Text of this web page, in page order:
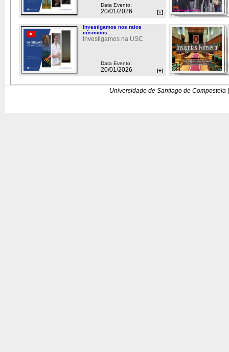
Data Evento:
20/01/2026 [+]
Investigamos nos raios
cósmicos...
Investigamos na USC
Data Evento:
20/01/2026 [+]
Universidade de Santiago de